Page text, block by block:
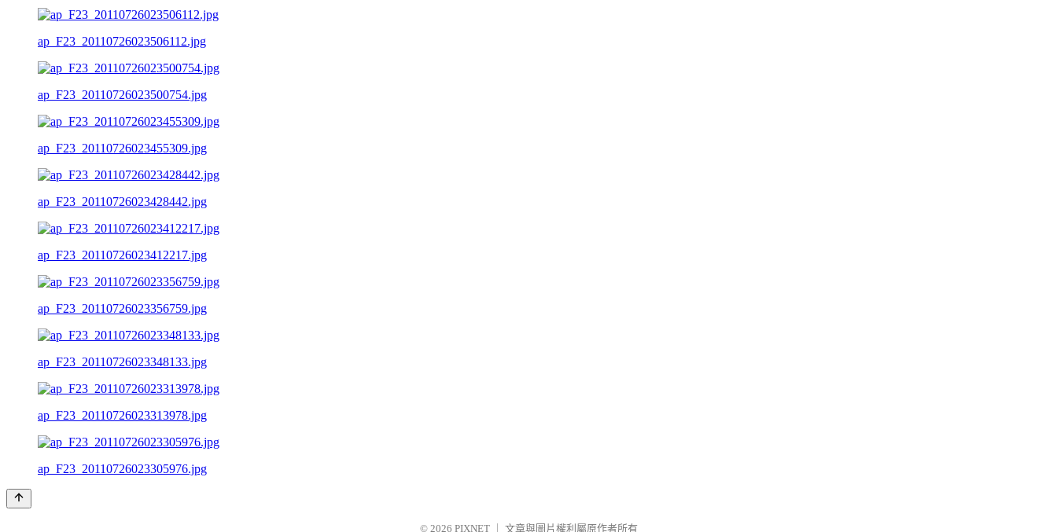
ap_F23_20110726023506112.jpg
ap_F23_20110726023500754.jpg
ap_F23_20110726023455309.jpg
ap_F23_20110726023428442.jpg
ap_F23_20110726023412217.jpg
ap_F23_20110726023356759.jpg
ap_F23_20110726023348133.jpg
ap_F23_20110726023313978.jpg
ap_F23_20110726023305976.jpg
© 2026 PIXNET 文章與圖片權利屬原作者所有